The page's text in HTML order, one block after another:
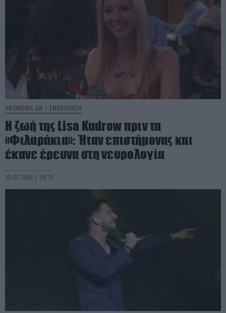
PRONEWS.GR / ΤΗΛΕΟΡΑΣΗ
Η ζωή της Lisa Kudrow πριν τα
«Φιλαράκια»: Ήταν επιστήμονας και
έκανε έρευνα στη νευρολογία
25.07.2026 | 19:16